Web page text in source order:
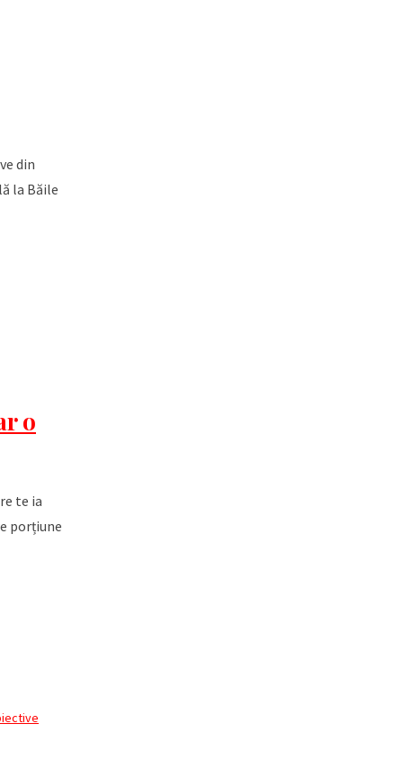
din
la Băile
o
te ia
porțiune